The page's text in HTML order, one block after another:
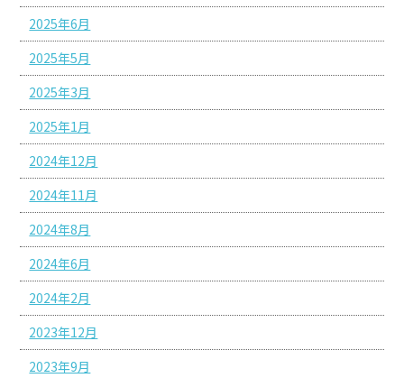
2025年6月
2025年5月
2025年3月
2025年1月
2024年12月
2024年11月
2024年8月
2024年6月
2024年2月
2023年12月
2023年9月